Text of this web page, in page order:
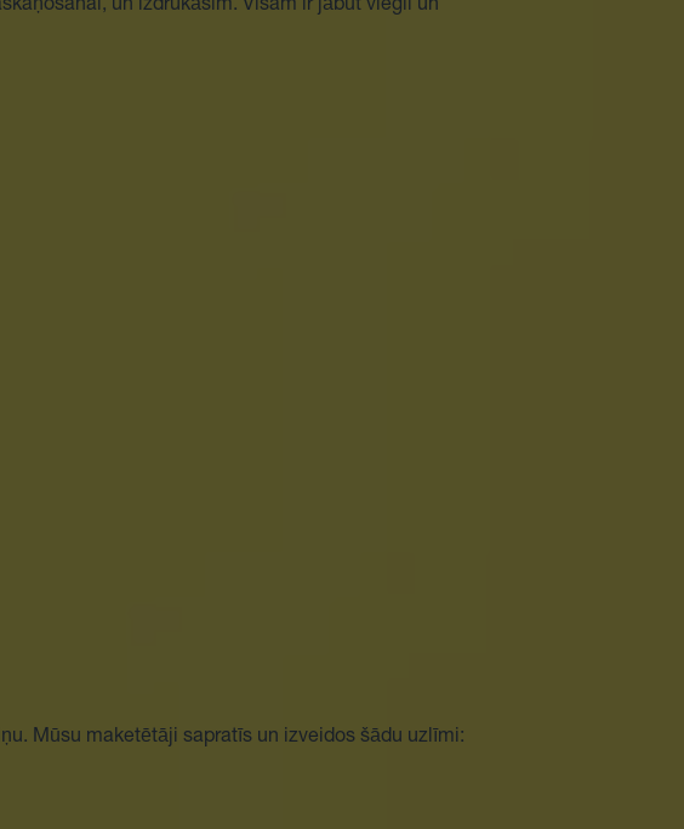
un izdrukāsim. Visam ir jābūt viegli un
Mūsu maketētāji sapratīs un izveidos šādu uzlīmi: